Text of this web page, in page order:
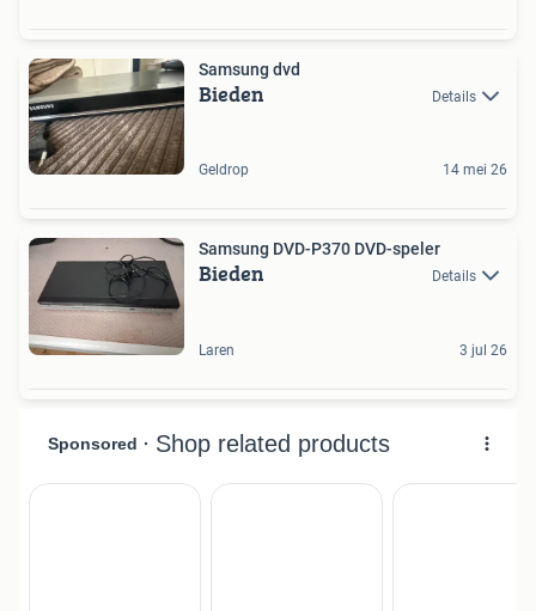
Samsung dvd
Bieden Details
Geldrop 14 mei 26
Samsung DVD-P370 DVD-speler
Bieden Details
Laren 3 jul 26